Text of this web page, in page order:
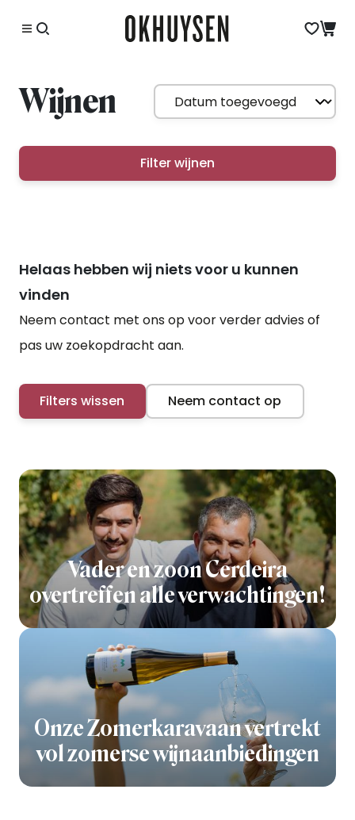
Wijnen
Filter wijnen
Helaas hebben wij niets voor u kunnen
vinden
Neem contact met ons op voor verder advies of
pas uw zoekopdracht aan.
Filters wissen Neem contact op
Vader en zoon Cerdeira
overtreffen alle verwachtingen!
Onze Zomerkaravaan vertrekt
vol zomerse wijnaanbiedingen